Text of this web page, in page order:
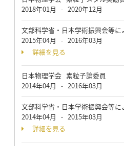
2018年01月
- 2020年12月
文部科学省・日本学術振興会等
2015年04月
- 2016年03月
詳細を見る
日本物理学会 素粒子論委員
2014年04月
- 2016年03月
文部科学省・日本学術振興会等
2014年04月
- 2015年03月
詳細を見る